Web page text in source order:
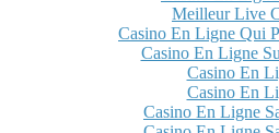
Meilleur Live
Casino En Ligne Qui
Casino En Ligne
Casino En
Casino En
Casino En Ligne